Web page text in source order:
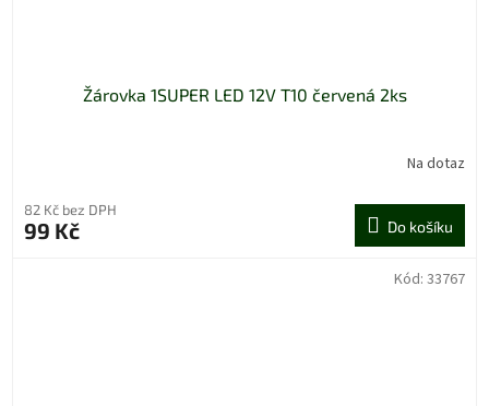
Žárovka 1SUPER LED 12V T10 červená 2ks
Na dotaz
82 Kč bez DPH
99 Kč Do košíku
Kód: 33767